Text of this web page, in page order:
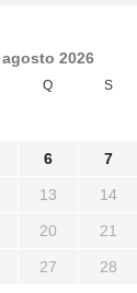
agosto 2026
Q S
6 7
13 14
20 21
27 28